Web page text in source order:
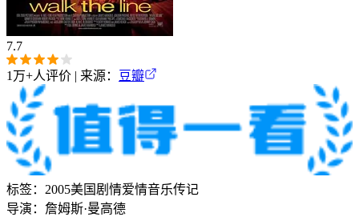
7.7
1万+人评价 | 来源： 豆瓣
标签： 2005美国 剧情爱情音乐传记
导演： 詹姆斯·曼高德